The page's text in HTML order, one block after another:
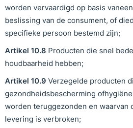
worden vervaardigd op basis
beslissing van de consument, of
specifieke persoon bestemd zijn;
Artikel 10.8 Producten die snel
houdbaarheid hebben;
Artikel 10.9 Verzegelde producten
gezondheidsbescherming
worden teruggezonden en waarvan
levering is verbroken;